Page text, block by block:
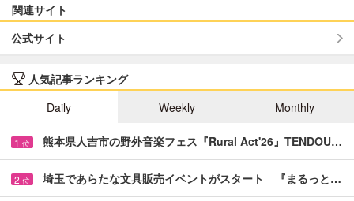
関連サイト
公式サイト
人気記事ランキング
Daily
Weekly Monthly
1 位 熊本県人吉市の野外音楽フェス『Rural Act'26』TENDOU…
2 位 埼玉であらたな文具販売イベントがスタート 『まるっと…